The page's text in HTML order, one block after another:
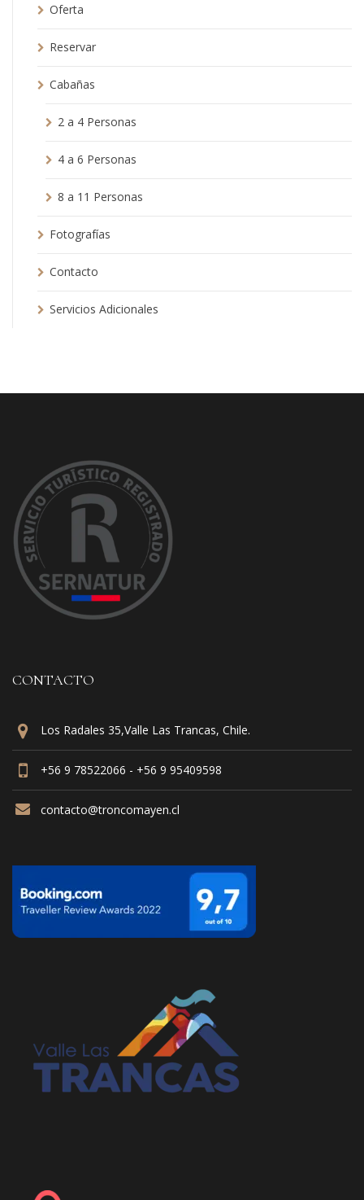
Oferta
Reservar
Cabañas
2 a 4 Personas
4 a 6 Personas
8 a 11 Personas
Fotografías
Contacto
Servicios Adicionales
CONTACTO
Los Radales 35,Valle Las Trancas, Chile.
+56 9 78522066 - +56 9 95409598
contacto@troncomayen.cl